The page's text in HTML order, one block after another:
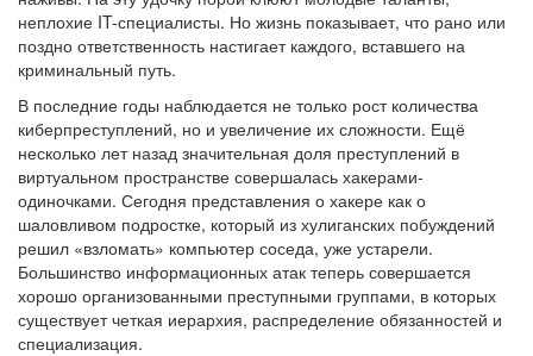
неплохие IT-специалисты. Но жизнь показывает, что рано или
поздно ответственность настигает каждого, вставшего на
криминальный путь.
В последние годы наблюдается не только рост количества
киберпреступлений, но и увеличение их сложности. Ещё
несколько лет назад значительная доля преступлений в
виртуальном пространстве совершалась хакерами-
одиночками. Сегодня представления о хакере как о
шаловливом подростке, который из хулиганских побуждений
решил «взломать» компьютер соседа, уже устарели.
Большинство информационных атак теперь совершается
хорошо организованными преступными группами, в которых
существует четкая иерархия, распределение обязанностей и
специализация.